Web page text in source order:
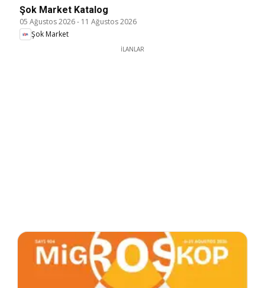
Şok Market Katalog
05 Ağustos 2026- 11 Ağustos 2026
Şok Market
İLANLAR